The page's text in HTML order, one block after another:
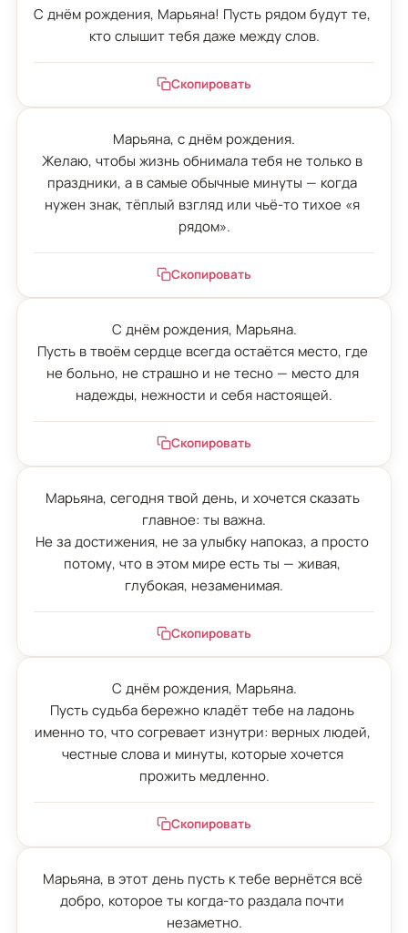
С днём рождения, Марьяна! Пусть рядом будут те,
кто слышит тебя даже между слов.
Скопировать
Марьяна, с днём рождения.
Желаю, чтобы жизнь обнимала тебя не только в
праздники, а в самые обычные минуты — когда
нужен знак, тёплый взгляд или чьё-то тихое «я
рядом».
Скопировать
С днём рождения, Марьяна.
Пусть в твоём сердце всегда остаётся место, где
не больно, не страшно и не тесно — место для
надежды, нежности и себя настоящей.
Скопировать
Марьяна, сегодня твой день, и хочется сказать
главное: ты важна.
Не за достижения, не за улыбку напоказ, а просто
потому, что в этом мире есть ты — живая,
глубокая, незаменимая.
Скопировать
С днём рождения, Марьяна.
Пусть судьба бережно кладёт тебе на ладонь
именно то, что согревает изнутри: верных людей,
честные слова и минуты, которые хочется
прожить медленно.
Скопировать
Марьяна, в этот день пусть к тебе вернётся всё
добро, которое ты когда-то раздала почти
незаметно.